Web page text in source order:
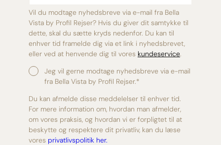
Vil du modtage nyhedsbreve via e-mail fra Bella
Vista by Profil Rejser? Hvis du giver dit samtykke til
dette, skal du sætte kryds nedenfor. Du kan til
enhver tid framelde dig via et link i nyhedsbrevet,
eller ved at henvende dig til vores kundeservice.
Jeg vil gerne modtage nyhedsbreve via e-mail
fra Bella Vista by Profil Rejser.*
Du kan afmelde disse meddelelser til enhver tid.
For mere information om, hvordan man afmelder,
om vores praksis, og hvordan vi er forpligtet til at
beskytte og respektere dit privatliv, kan du læse
vores privatlivspolitik her.